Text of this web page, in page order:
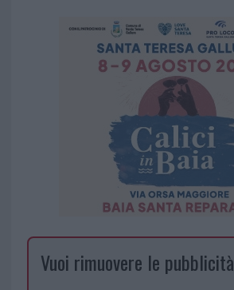
Vuoi rimuovere le